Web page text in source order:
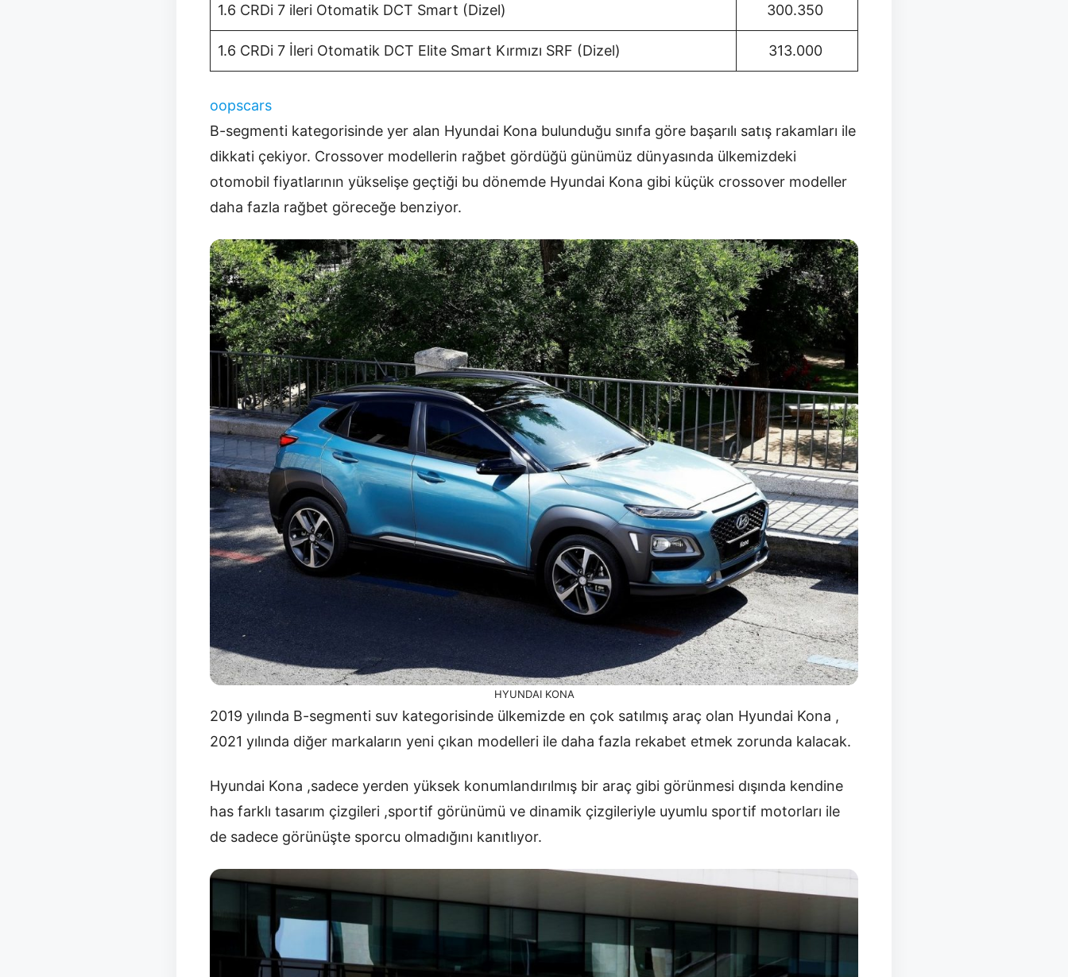
1.6 CRDi 7 ileri Otomatik DCT Smart (Dizel) 300.350
1.6 CRDi 7 İleri Otomatik DCT Elite Smart Kırmızı SRF (Dizel) 313.000
oopscars
B-segmenti kategorisinde yer alan Hyundai Kona bulunduğu sınıfa göre başarılı satış rakamları ile
dikkati çekiyor. Crossover modellerin rağbet gördüğü günümüz dünyasında ülkemizdeki
otomobil fiyatlarının yükselişe geçtiği bu dönemde Hyundai Kona gibi küçük crossover modeller
daha fazla rağbet göreceğe benziyor.
HYUNDAI KONA
2019 yılında B-segmenti suv kategorisinde ülkemizde en çok satılmış araç olan Hyundai Kona ,
2021 yılında diğer markaların yeni çıkan modelleri ile daha fazla rekabet etmek zorunda kalacak.
Hyundai Kona ,sadece yerden yüksek konumlandırılmış bir araç gibi görünmesi dışında kendine
has farklı tasarım çizgileri ,sportif görünümü ve dinamik çizgileriyle uyumlu sportif motorları ile
de sadece görünüşte sporcu olmadığını kanıtlıyor.